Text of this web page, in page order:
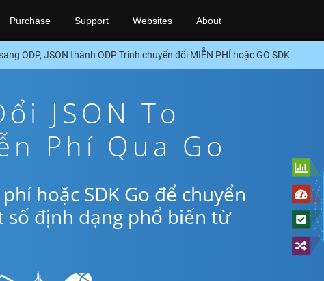
Purchase Support Websites About
ODP, JSON thành ODP Trình chuyển đổi MIỄN PHÍ hoặc GO SDK
JSON To
Phí Qua Go
hoặc SDK Go để chuyển
số định dạng phổ biến từ